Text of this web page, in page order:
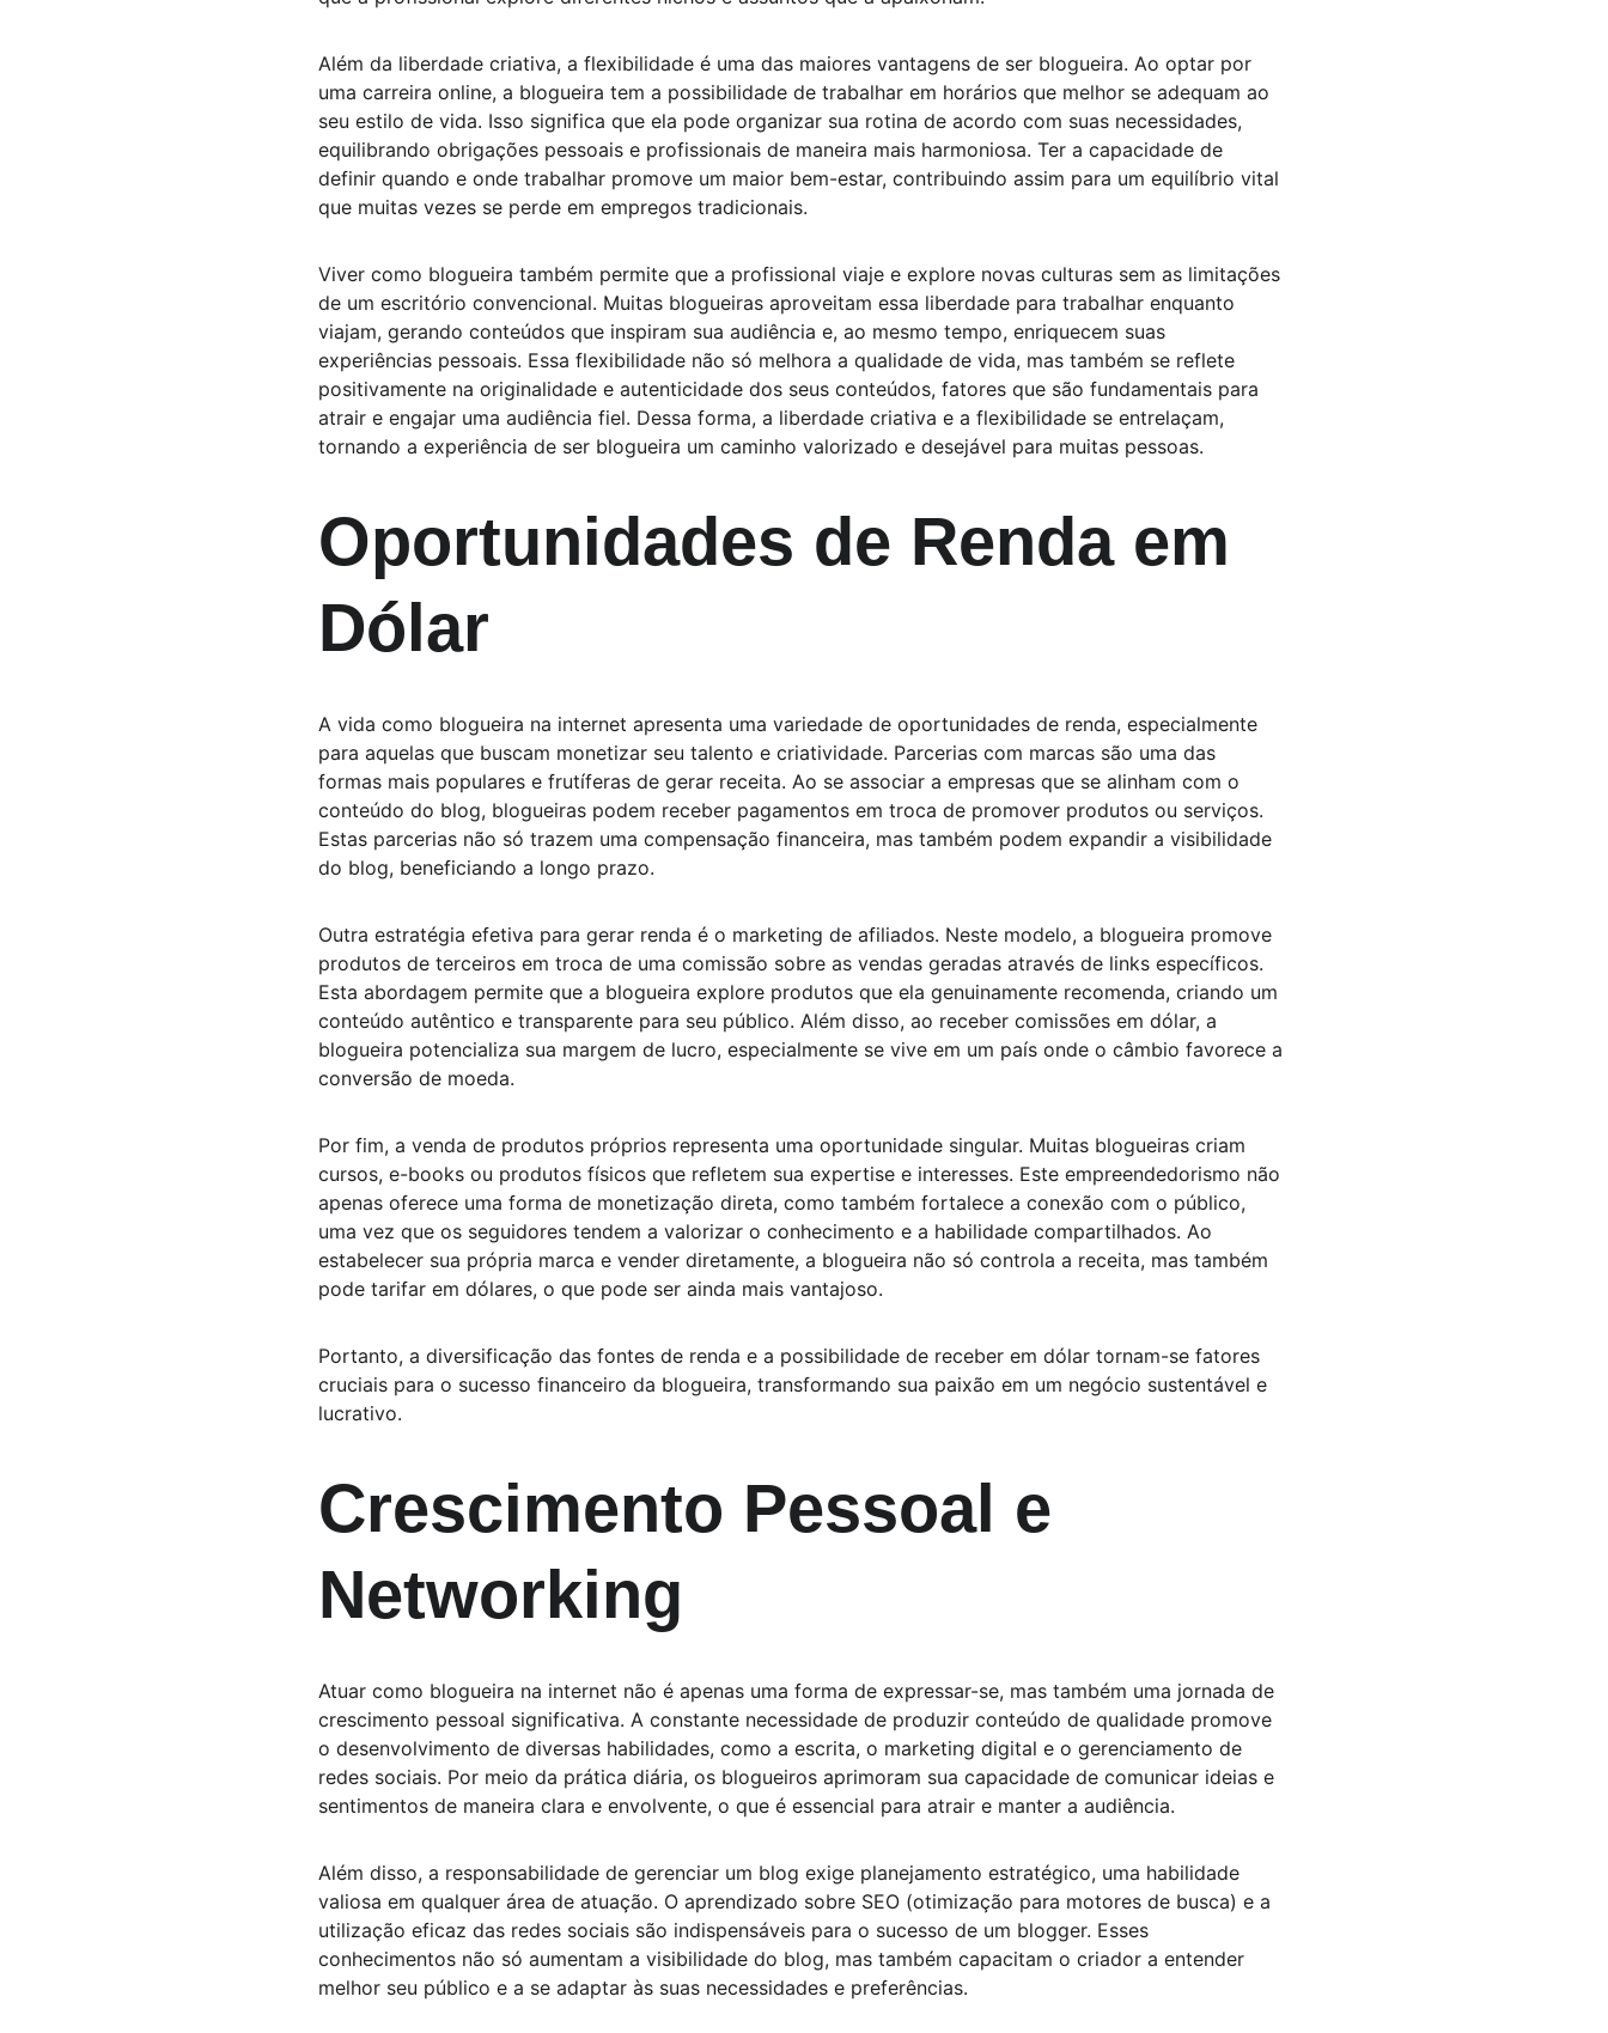
Além da liberdade criativa, a flexibilidade é uma das maiores vantagens de ser blogueira. Ao optar por
uma carreira online, a blogueira tem a possibilidade de trabalhar em horários que melhor se adequam ao
seu estilo de vida. Isso significa que ela pode organizar sua rotina de acordo com suas necessidades,
equilibrando obrigações pessoais e profissionais de maneira mais harmoniosa. Ter a capacidade de
definir quando e onde trabalhar promove um maior bem-estar, contribuindo assim para um equilíbrio vital
que muitas vezes se perde em empregos tradicionais.
Viver como blogueira também permite que a profissional viaje e explore novas culturas sem as limitações
de um escritório convencional. Muitas blogueiras aproveitam essa liberdade para trabalhar enquanto
viajam, gerando conteúdos que inspiram sua audiência e, ao mesmo tempo, enriquecem suas
experiências pessoais. Essa flexibilidade não só melhora a qualidade de vida, mas também se reflete
positivamente na originalidade e autenticidade dos seus conteúdos, fatores que são fundamentais para
atrair e engajar uma audiência fiel. Dessa forma, a liberdade criativa e a flexibilidade se entrelaçam,
tornando a experiência de ser blogueira um caminho valorizado e desejável para muitas pessoas.
Oportunidades de Renda em
Dólar
A vida como blogueira na internet apresenta uma variedade de oportunidades de renda, especialmente
para aquelas que buscam monetizar seu talento e criatividade. Parcerias com marcas são uma das
formas mais populares e frutíferas de gerar receita. Ao se associar a empresas que se alinham com o
conteúdo do blog, blogueiras podem receber pagamentos em troca de promover produtos ou serviços.
Estas parcerias não só trazem uma compensação financeira, mas também podem expandir a visibilidade
do blog, beneficiando a longo prazo.
Outra estratégia efetiva para gerar renda é o marketing de afiliados. Neste modelo, a blogueira promove
produtos de terceiros em troca de uma comissão sobre as vendas geradas através de links específicos.
Esta abordagem permite que a blogueira explore produtos que ela genuinamente recomenda, criando um
conteúdo autêntico e transparente para seu público. Além disso, ao receber comissões em dólar, a
blogueira potencializa sua margem de lucro, especialmente se vive em um país onde o câmbio favorece a
conversão de moeda.
Por fim, a venda de produtos próprios representa uma oportunidade singular. Muitas blogueiras criam
cursos, e-books ou produtos físicos que refletem sua expertise e interesses. Este empreendedorismo não
apenas oferece uma forma de monetização direta, como também fortalece a conexão com o público,
uma vez que os seguidores tendem a valorizar o conhecimento e a habilidade compartilhados. Ao
estabelecer sua própria marca e vender diretamente, a blogueira não só controla a receita, mas também
pode tarifar em dólares, o que pode ser ainda mais vantajoso.
Portanto, a diversificação das fontes de renda e a possibilidade de receber em dólar tornam-se fatores
cruciais para o sucesso financeiro da blogueira, transformando sua paixão em um negócio sustentável e
lucrativo.
Crescimento Pessoal e
Networking
Atuar como blogueira na internet não é apenas uma forma de expressar-se, mas também uma jornada de
crescimento pessoal significativa. A constante necessidade de produzir conteúdo de qualidade promove
o desenvolvimento de diversas habilidades, como a escrita, o marketing digital e o gerenciamento de
redes sociais. Por meio da prática diária, os blogueiros aprimoram sua capacidade de comunicar ideias e
sentimentos de maneira clara e envolvente, o que é essencial para atrair e manter a audiência.
Além disso, a responsabilidade de gerenciar um blog exige planejamento estratégico, uma habilidade
valiosa em qualquer área de atuação. O aprendizado sobre SEO (otimização para motores de busca) e a
utilização eficaz das redes sociais são indispensáveis para o sucesso de um blogger. Esses
conhecimentos não só aumentam a visibilidade do blog, mas também capacitam o criador a entender
melhor seu público e a se adaptar às suas necessidades e preferências.